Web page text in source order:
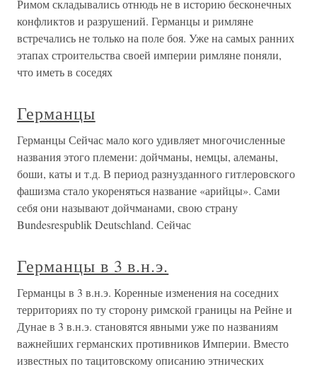
Римом складывались отнюдь не в историю бесконечных
конфликтов и разрушений. Германцы и римляне
встречались не только на поле боя. Уже на самых ранних
этапах строительства своей империи римляне поняли,
что иметь в соседях
Германцы
Германцы Сейчас мало кого удивляет многочисленные
названия этого племени: дойчманы, немцы, алеманы,
боши, каты и т.д. В период разнузданного гитлеровского
фашизма стало укореняться название «арийцы». Сами
себя они называют дойчманами, свою страну
Bundesrespublik Deutschland. Сейчас
Германцы в 3 в.н.э.
Германцы в 3 в.н.э. Коренные изменения на соседних
территориях по ту сторону римской границы на Рейне и
Дунае в 3 в.н.э. становятся явными уже по названиям
важнейших германских противников Империи. Вместо
известных по тацитовскому описанию этнических